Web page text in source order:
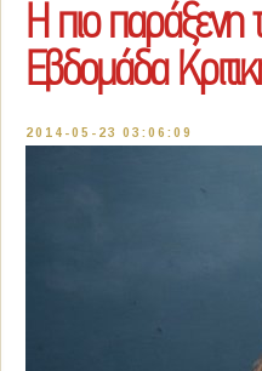
Η πιο παράξενη
Εβδομάδα
2014-05-23 03:06:09